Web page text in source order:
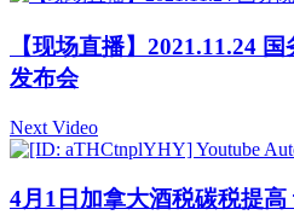
【现场直播】2021.11.24
发布会
Next Video
4月1日加拿大酒税碳税提